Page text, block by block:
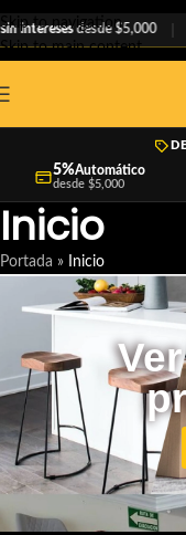
Skip to navigation
Skip to main content
interesesdesde $5,000
5%Automático
desde $5,000
Inicio
Portada » Inicio